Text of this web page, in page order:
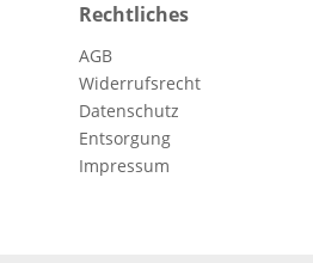
Rechtliches
AGB
Widerrufsrecht
Datenschutz
Entsorgung
Impressum